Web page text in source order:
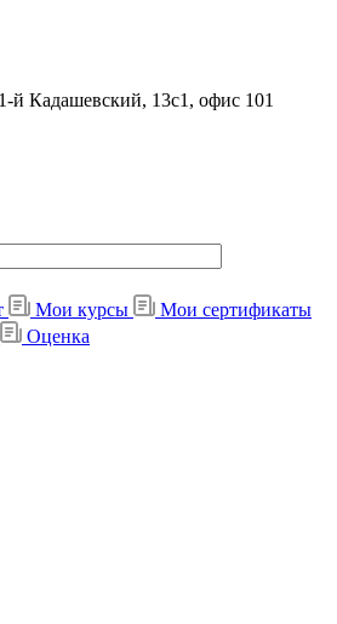
й Кадашевский, 13с1, офис 101
Мои курсы
Мои сертификаты
Оценка